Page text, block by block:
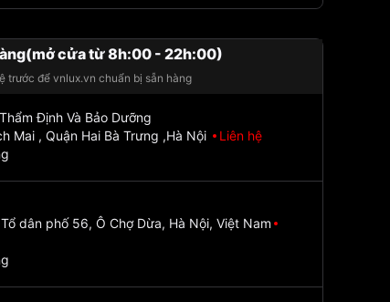
cửa từ 8h:00 - 22h:00)
trước để vnlux.vn chuẩn bị sẵn hàng
Định Và Bảo Dưỡng
Mai , Quận Hai Bà Trưng ,Hà Nội
Liên hệ
dân phố 56, Ô Chợ Dừa, Hà Nội, Việt Nam